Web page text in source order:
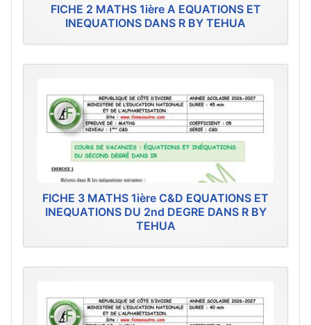
FICHE 2 MATHS 1ière A EQUATIONS ET
INEQUATIONS DANS R BY TEHUA
FICHE 3 MATHS 1ière C&D EQUATIONS ET
INEQUATIONS DU 2nd DEGRE DANS R BY
TEHUA